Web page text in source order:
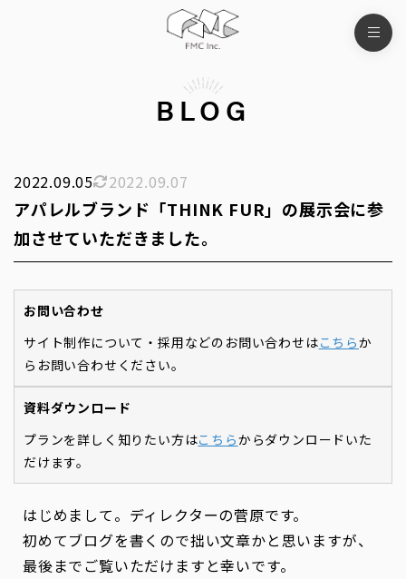
BLOG
2022.09.05 2022.09.07
アパレルブランド「THINK FUR」の展示会に参
加させていただきました。
お問い合わせ
サイト制作について・採用などのお問い合わせはこちらか
らお問い合わせください。
資料ダウンロード
プランを詳しく知りたい方はこちらからダウンロードいた
だけます。
はじめまして。ディレクターの菅原です。
初めてブログを書くので拙い文章かと思いますが、
最後までご覧いただけますと幸いです。